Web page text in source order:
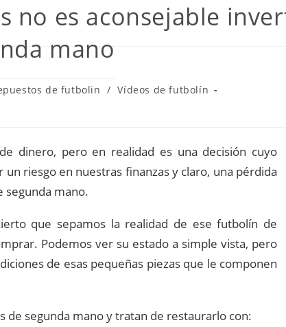
no es aconsejable
mano
de futbolin / Vídeos de futbolín
dinero, pero en realidad es una decisión cuyo
riesgo en nuestras finanzas y claro, una pérdida
segunda mano.
que sepamos la realidad de ese futbolín de
Podemos ver su estado a simple vista, pero
de esas pequeñas piezas que le componen
de segunda mano y tratan de restaurarlo con: